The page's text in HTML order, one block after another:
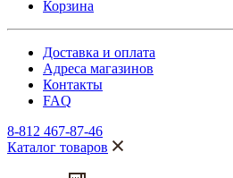
Корзина
Доставка и оплата
Адреса магазинов
Контакты
FAQ
8-812 467-87-46
Каталог товаров